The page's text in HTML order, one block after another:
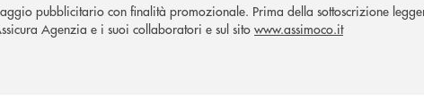
pubblicitario con finalità promozionale. Prima della sottoscrizione
Agenzia e i suoi collaboratori e sul sitowww.assimoco.it